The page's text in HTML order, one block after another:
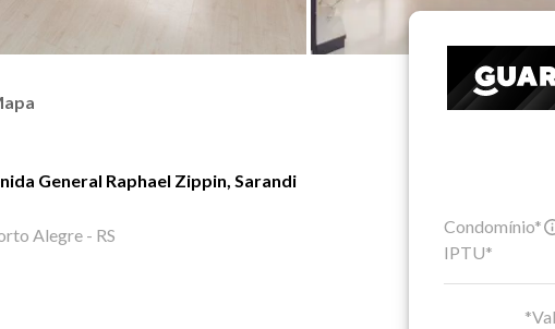
General Raphael Zippin, Sarandi
Alegre - RS Condomínio*
IPTU*